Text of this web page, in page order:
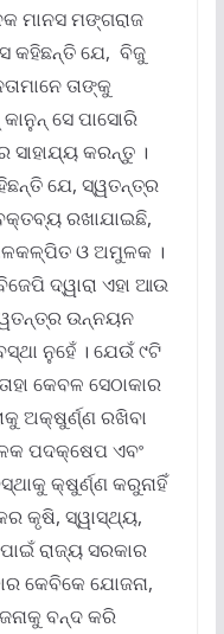
ମାନସ ମଙ୍ଗରାଜ
କହିଛନ୍ତି ଯେ, ବିଜୁ
ତାଙ୍କୁ
ସେ ପାସୋରି
ସାହାଯ୍ୟ କରନ୍ତୁ ।
ଯେ, ସ୍ୱତନ୍ତ୍ର
ରଖାଯାଇଛି,
ଓ ଅମୁଳକ ।
ଦ୍ୱାରା ଏହା ଆଉ
ଉନ୍ନୟନ
ନୁହେଁ । ଯେଉଁ ୯ଟି
କେବଳ ସେଠାକାର
ଅକ୍ଷୁର୍ଣ୍ଣ ରଖିବା
ପଦକ୍ଷେପ ଏବଂ
କ୍ଷୁର୍ଣ୍ଣ କରୁନାହିଁ
କୃଷି, ସ୍ୱାସ୍ଥ୍ୟ,
ରାଜ୍ୟ ସରକାର
କେବିକେ ଯୋଜନା,
ବନ୍ଦ କରି